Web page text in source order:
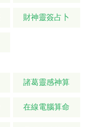
財神靈簽占卜
諸葛靈感神算
在線電腦算命